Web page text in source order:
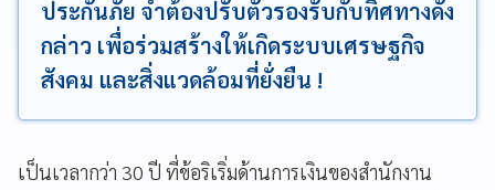
ประกันภัย จำต้องปรับตัวรองรับกับทิศทางดัง
กล่าว เพื่อร่วมสร้างให้เกิดระบบเศรษฐกิจ
สังคม และสิ่งแวดล้อมที่ยั่งยืน !
เป็นเวลากว่า 30 ปี ที่ข้อริเริ่มด้านการเงินของสำนักงาน